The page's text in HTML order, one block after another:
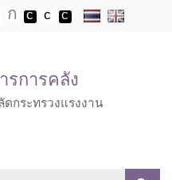
รการคลัง
กระทรวงแรงงาน